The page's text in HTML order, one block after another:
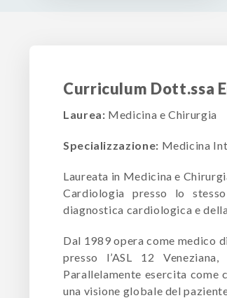
Curriculum Dott.ssa
Laurea: Medicina e Chirurgia
Specializzazione: Medicina
Laureata in Medicina e
Cardiologia presso lo
diagnostica cardiologica e
Dal 1989 opera come medico
presso l’ASL 12
Parallelamente esercita come
una visione globale del